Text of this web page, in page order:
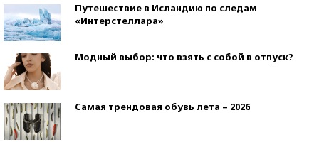
Путешествие в Исландию по следам
«Интерстеллара»
Модный выбор: что взять с собой в отпуск?
Самая трендовая обувь лета – 2026